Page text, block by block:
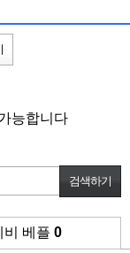
능합니다
비 베플 0